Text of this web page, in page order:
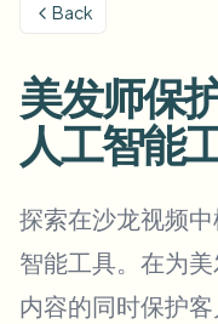
GDPR合规模糊
街头采访模糊
游戏与直播模糊
AI Video Object
人脸匿名化
语音匿名处理器
零售与电商
医疗
诊所和面向患者的视频管
公共部门
大批量、保留期和SLA
Whitepapers
工具
分类
Back
美发师保
人工智能
探索在沙龙视频
智能工具。在为
内容的同时保护客